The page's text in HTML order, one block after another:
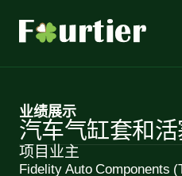
业绩展示
汽车气缸套和
项目业主
Fidelity Auto Components